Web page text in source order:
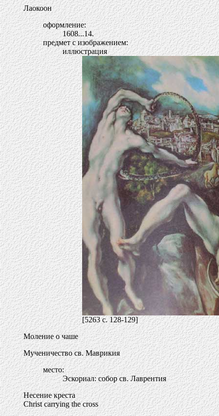
Лаокоон
оформление:
1608...14.
предмет с изображением:
иллюстрация
[5263 c. 128-129]
Моление о чаше
Мученичество св. Маврикия
место:
Эскориал: собор св. Лаврентия
Несение креста
Christ carrying the cross